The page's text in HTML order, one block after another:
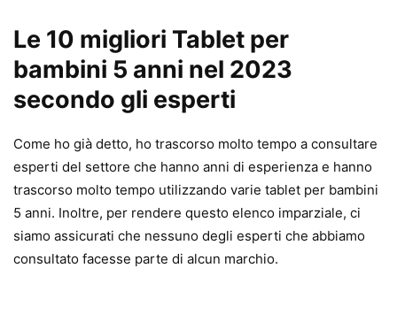
Le 10 migliori Tablet per
bambini 5 anni nel 2023
secondo gli esperti
Come ho già detto, ho trascorso molto tempo a consultare
esperti del settore che hanno anni di esperienza e hanno
trascorso molto tempo utilizzando varie tablet per bambini
5 anni. Inoltre, per rendere questo elenco imparziale, ci
siamo assicurati che nessuno degli esperti che abbiamo
consultato facesse parte di alcun marchio.